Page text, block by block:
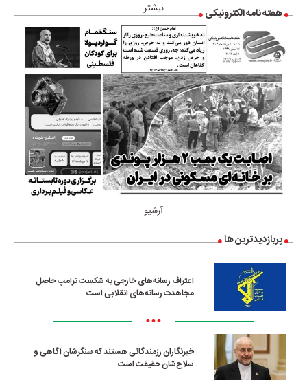
بیشتر هفته نامه الکترونیکی
آرشیو
پربازدیدترین ها
اعتراف رسانه‌های خارجی به شکست ترامپ حاصل
مجاهدت رسانه‌های انقلابی است
•••
خبرنگاران رزمندگانی هستند که سنگرشان آگاهی و
سلاح‌شان حقیقت است